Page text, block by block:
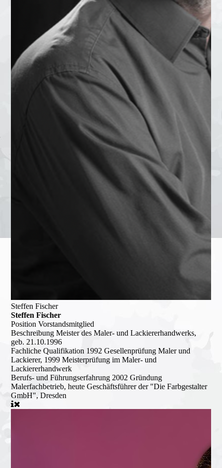
Steffen Fischer
Steffen Fischer
PositionVorstandsmitglied
BeschreibungMeister des Maler- und Lackiererhandwerks,
geb. 21.10.1996
Fachliche Qualifikation 1992 Gesellenprüfung Maler und
Lackierer, 1999 Meisterprüfung im Maler- und
Lackiererhandwerk
Berufs- und Führungserfahrung2002 Gründung
Malerfachbetrieb, heute Geschäftsführer der "Die Farbgestalter
GmbH", Dresden